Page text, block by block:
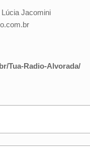
Jacomini
Tua-Radio-Alvorada/